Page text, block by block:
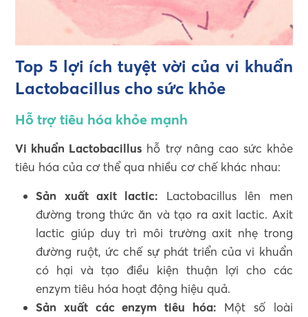
Top 5 lợi ích tuyệt vời của vi khuẩn
Lactobacillus cho sức khỏe
Hỗ trợ tiêu hóa khỏe mạnh
Vi khuẩn Lactobacillus hỗ trợ nâng cao sức khỏe
tiêu hóa của cơ thể qua nhiều cơ chế khác nhau:
Sản xuất axit lactic: Lactobacillus lên men
đường trong thức ăn và tạo ra axit lactic. Axit
lactic giúp duy trì môi trường axit nhẹ trong
đường ruột, ức chế sự phát triển của vi khuẩn
có hại và tạo điều kiện thuận lợi cho các
enzym tiêu hóa hoạt động hiệu quả.
Sản xuất các enzym tiêu hóa: Một số loài